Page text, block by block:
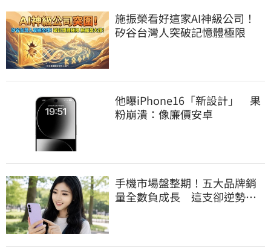
施振榮看好這家AI神級公司！
矽谷台灣人突破記憶體極限
他曝iPhone16「新設計」 果
粉崩潰：像廉價安卓
手機市場盤整期！五大品牌銷
量全數負成長 這支卻逆勢暴